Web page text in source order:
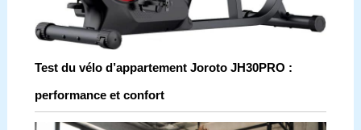
Test du vélo d’appartement Joroto JH30PRO :
performance et confort